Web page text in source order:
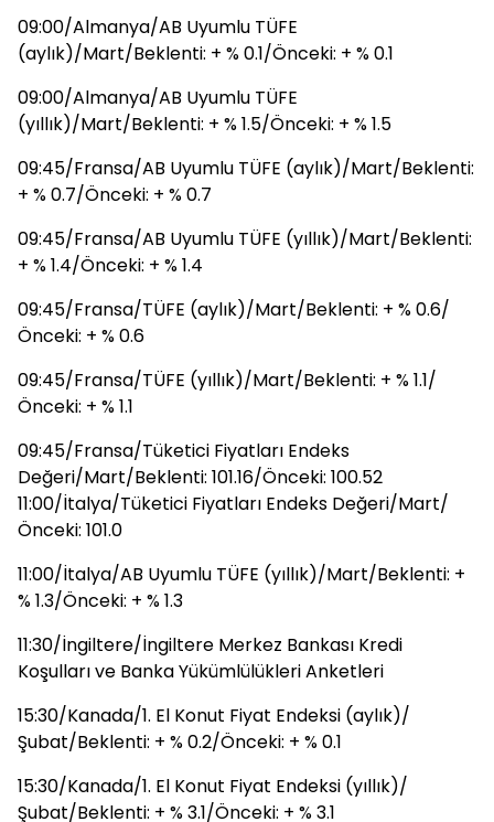
09:00/Almanya/AB Uyumlu TÜFE
(aylık)/Mart/Beklenti: + % 0.1/Önceki: + % 0.1
09:00/Almanya/AB Uyumlu TÜFE
(yıllık)/Mart/Beklenti: + % 1.5/Önceki: + % 1.5
09:45/Fransa/AB Uyumlu TÜFE (aylık)/Mart/Beklenti:
+ % 0.7/Önceki: + % 0.7
09:45/Fransa/AB Uyumlu TÜFE (yıllık)/Mart/Beklenti:
+ % 1.4/Önceki: + % 1.4
09:45/Fransa/TÜFE (aylık)/Mart/Beklenti: + % 0.6/
Önceki: + % 0.6
09:45/Fransa/TÜFE (yıllık)/Mart/Beklenti: + % 1.1/
Önceki: + % 1.1
09:45/Fransa/Tüketici Fiyatları Endeks
Değeri/Mart/Beklenti: 101.16/Önceki: 100.52
11:00/İtalya/Tüketici Fiyatları Endeks Değeri/Mart/
Önceki: 101.0
11:00/İtalya/AB Uyumlu TÜFE (yıllık)/Mart/Beklenti: +
% 1.3/Önceki: + % 1.3
11:30/İngiltere/İngiltere Merkez Bankası Kredi
Koşulları ve Banka Yükümlülükleri Anketleri
15:30/Kanada/1. El Konut Fiyat Endeksi (aylık)/
Şubat/Beklenti: + % 0.2/Önceki: + % 0.1
15:30/Kanada/1. El Konut Fiyat Endeksi (yıllık)/
Şubat/Beklenti: + % 3.1/Önceki: + % 3.1